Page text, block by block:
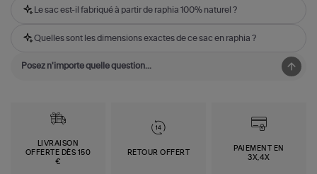
Le sac est-il fabriqué à partir de raphia 100% naturel ?
Quelles sont les dimensions exactes de ce sac en raphia ?
LIVRAISON
OFFERTE DÈS 150
€
RETOUR OFFERT
PAIEMENT EN
3X,4X